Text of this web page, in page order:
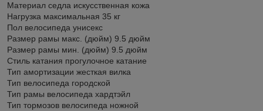
Материал седла искусственная кожа
Нагрузка максимальная 35 кг
Пол велосипеда унисекс
Размер рамы макс. (дюйм) 9.5 дюйм
Размер рамы мин. (дюйм) 9.5 дюйм
Стиль катания прогулочное катание
Тип амортизации жесткая вилка
Тип велосипеда городской
Тип рамы велосипеда хардтэйл
Тип тормозов велосипеда ножной